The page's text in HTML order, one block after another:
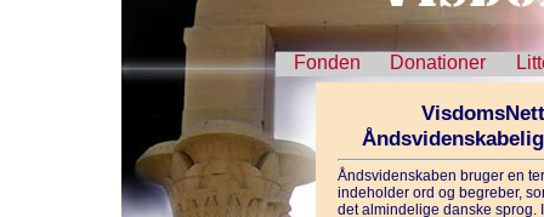
Fonden Donationer
Åndsvidenskaben bruger en
indeholder ord og begreber,
det almindelige danske sprog.